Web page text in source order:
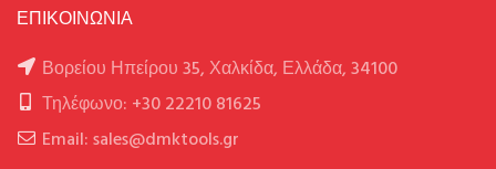
ΕΠΙΚΟΙΝΩΝΙΑ
Βορείου Ηπείρου 35, Χαλκίδα, Ελλάδα, 34100
Τηλέφωνο: +30 22210 81625
Email: sales@dmktools.gr